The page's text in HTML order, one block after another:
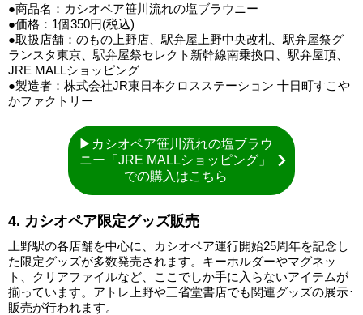
●商品名：カシオペア笹川流れの塩ブラウニー
●価格：1個350円(税込)
●取扱店舗：のもの上野店、駅弁屋上野中央改札、駅弁屋祭グ
ランスタ東京、駅弁屋祭セレクト新幹線南乗換口、駅弁屋頂、
JRE MALLショッピング
●製造者：株式会社JR東日本クロスステーション 十日町すこや
かファクトリー
▶カシオペア笹川流れの塩ブラウ
ニー「JRE MALLショッピング」
での購入はこちら
4. カシオペア限定グッズ販売
上野駅の各店舗を中心に、カシオペア運行開始25周年を記念し
た限定グッズが多数発売されます。キーホルダーやマグネッ
ト、クリアファイルなど、ここでしか手に入らないアイテムが
揃っています。アトレ上野や三省堂書店でも関連グッズの展示･
販売が行われます。